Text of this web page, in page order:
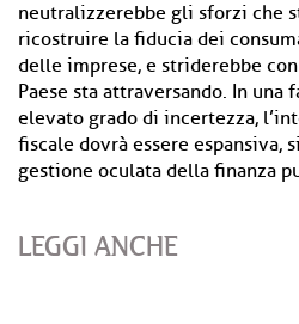
neutralizzerebbe gli sforzi che
ricostruire la fiducia dei
delle imprese, e striderebbe
Paese sta attraversando. In una
elevato grado di incertezza,
fiscale dovrà essere espansiva,
gestione oculata della finanza
LEGGI ANCHE